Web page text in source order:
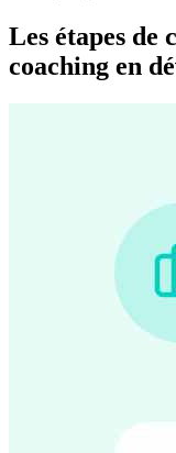
Les étapes de
coaching en